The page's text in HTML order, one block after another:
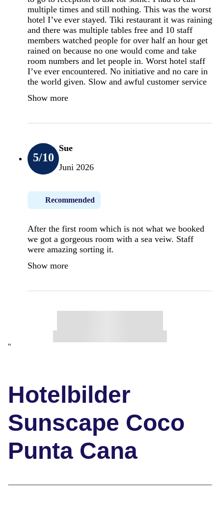
multiple times and still nothing. This was the worst
hotel I’ve ever stayed. Tiki restaurant it was raining
and there was multiple tables free and 10 staff
members watched people for over half an hour get
rained on because no one would come and take
room numbers and let people in. Worst hotel staff
I’ve ever encountered. No initiative and no care in
the world given. Slow and awful customer service
Show more
5/10
Sue
Juni 2026
Recommended
After the first room which is not what we booked
we got a gorgeous room with a sea veiw. Staff
were amazing sorting it.
Show more
"
Hotelbilder
Sunscape Coco
Punta Cana